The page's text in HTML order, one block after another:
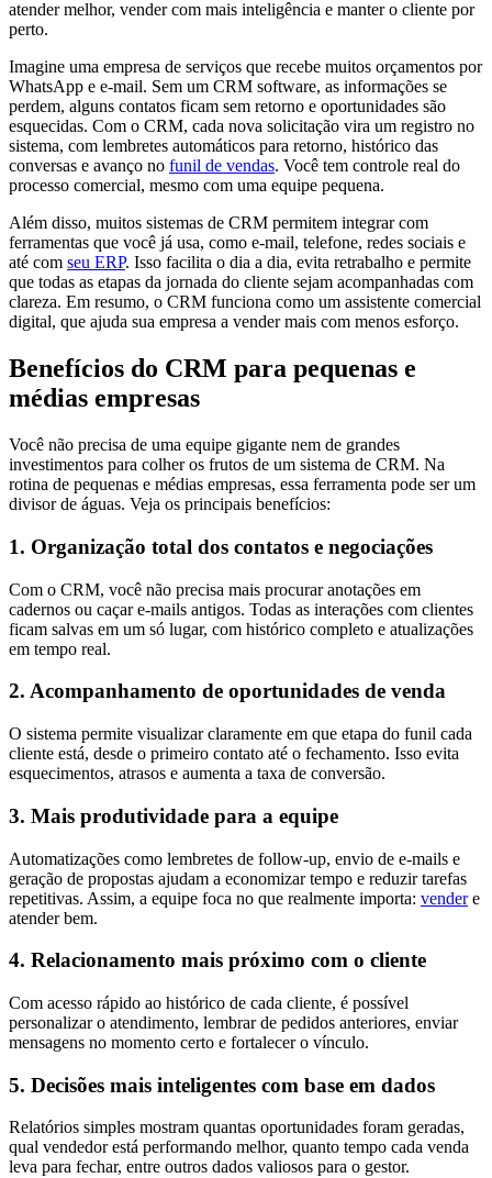
atender melhor, vender com mais inteligência e manter o cliente por
perto.
Imagine uma empresa de serviços que recebe muitos orçamentos por
WhatsApp e e-mail. Sem um CRM software, as informações se
perdem, alguns contatos ficam sem retorno e oportunidades são
esquecidas. Com o CRM, cada nova solicitação vira um registro no
sistema, com lembretes automáticos para retorno, histórico das
conversas e avanço no funil de vendas. Você tem controle real do
processo comercial, mesmo com uma equipe pequena.
Além disso, muitos sistemas de CRM permitem integrar com
ferramentas que você já usa, como e-mail, telefone, redes sociais e
até com seu ERP. Isso facilita o dia a dia, evita retrabalho e permite
que todas as etapas da jornada do cliente sejam acompanhadas com
clareza. Em resumo, o CRM funciona como um assistente comercial
digital, que ajuda sua empresa a vender mais com menos esforço.
Benefícios do CRM para pequenas e
médias empresas
Você não precisa de uma equipe gigante nem de grandes
investimentos para colher os frutos de um sistema de CRM. Na
rotina de pequenas e médias empresas, essa ferramenta pode ser um
divisor de águas. Veja os principais benefícios:
1. Organização total dos contatos e negociações
Com o CRM, você não precisa mais procurar anotações em
cadernos ou caçar e-mails antigos. Todas as interações com clientes
ficam salvas em um só lugar, com histórico completo e atualizações
em tempo real.
2. Acompanhamento de oportunidades de venda
O sistema permite visualizar claramente em que etapa do funil cada
cliente está, desde o primeiro contato até o fechamento. Isso evita
esquecimentos, atrasos e aumenta a taxa de conversão.
3. Mais produtividade para a equipe
Automatizações como lembretes de follow-up, envio de e-mails e
geração de propostas ajudam a economizar tempo e reduzir tarefas
repetitivas. Assim, a equipe foca no que realmente importa: vendere
atender bem.
4. Relacionamento mais próximo com o cliente
Com acesso rápido ao histórico de cada cliente, é possível
personalizar o atendimento, lembrar de pedidos anteriores, enviar
mensagens no momento certo e fortalecer o vínculo.
5. Decisões mais inteligentes com base em dados
Relatórios simples mostram quantas oportunidades foram geradas,
qual vendedor está performando melhor, quanto tempo cada venda
leva para fechar, entre outros dados valiosos para o gestor.